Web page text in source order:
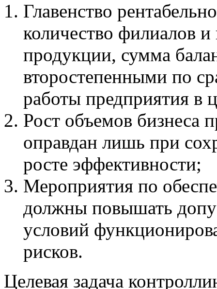
Главенство
количество филиалов
продукции, сумма
второстепенными по
работы предприятия в
Рост объемов бизнеса
оправдан лишь при
росте эффективности;
Мероприятия по
должны повышать
условий
рисков.
Целевая задача